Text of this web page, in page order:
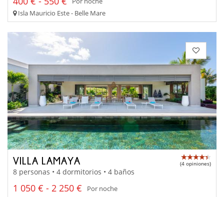
Isla Mauricio Este - Belle Mare
VILLA LAMAYA (4 opiniones)
8 personas • 4 dormitorios • 4 baños
1 050 € - 2 250 €
Por noche